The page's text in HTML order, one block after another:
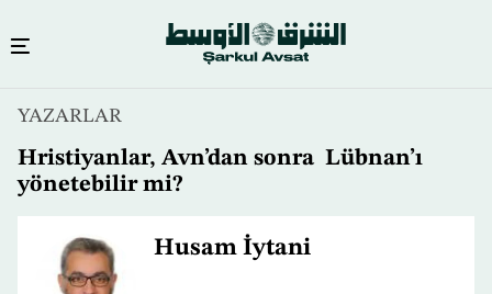
YAZARLAR
Hristiyanlar, Avn’dan sonra Lübnan’ı
yönetebilir mi?
Husam İytani